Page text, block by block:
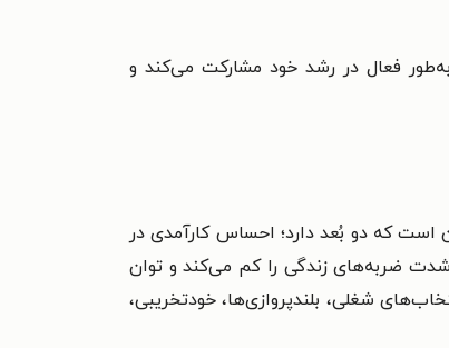
فعال در رشد خود مشارکت می‌کند و
که دو بُعد دارد؛ احساس کارآمدی در
ضربه‌های زندگی را کم می‌کند و توان
شغلی، بلندپروازی‌ها، خودتخریبی،